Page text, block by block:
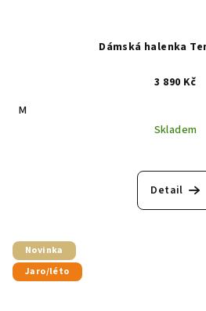
Dámská halenka
3 890 Kč
M
Skladem
Detail
Novinka
Jaro/léto